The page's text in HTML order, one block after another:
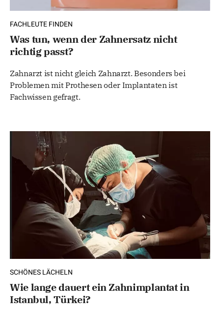
FACHLEUTE FINDEN
Was tun, wenn der Zahnersatz nicht
richtig passt?
Zahnarzt ist nicht gleich Zahnarzt. Besonders bei
Problemen mit Prothesen oder Implantaten ist
Fachwissen gefragt.
SCHÖNES LÄCHELN
Wie lange dauert ein Zahnimplantat in
Istanbul, Türkei?